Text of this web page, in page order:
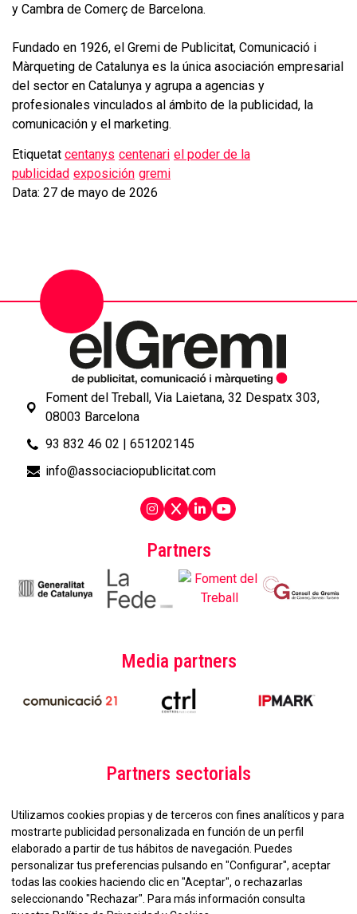
y Cambra de Comerç de Barcelona.
Fundado en 1926, el Gremi de Publicitat, Comunicació i
Màrqueting de Catalunya es la única asociación empresarial
del sector en Catalunya y agrupa a agencias y
profesionales vinculados al ámbito de la publicidad, la
comunicación y el marketing.
Etiquetat centanys centenari el poder de la
publicidad exposición gremi
Data: 27 de mayo de 2026
Partners
Media partners
Partners sectorials
Foment del Treball, Via Laietana, 32 Despatx 303,
08003 Barcelona
93 832 46 02
651202145
info@associaciopublicitat.com
Utilizamos cookies propias y de terceros con fines analíticos y para
mostrarte publicidad personalizada en función de un perfil
elaborado a partir de tus hábitos de navegación. Puedes
personalizar tus preferencias pulsando en "Configurar", aceptar
todas las cookies haciendo clic en "Aceptar", o rechazarlas
seleccionando "Rechazar". Para más información consulta